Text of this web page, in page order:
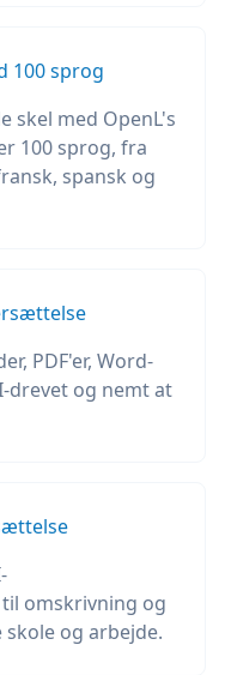
100 sprog
skel med OpenL's
100 sprog, fra
spansk og
PDF'er, Word-
drevet og nemt at
omskrivning og
og arbejde.